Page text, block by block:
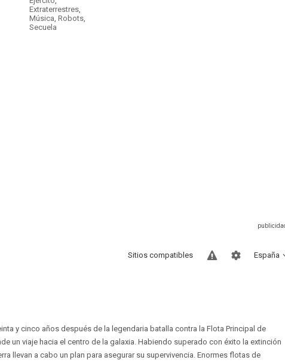
Extraterrestres,
Música, Robots,
Secuela
España
Sitios compatibles
y cinco años después de la legendaria batalla contra la Flota Principal de
un viaje hacia el centro de la galaxia. Habiendo superado con éxito la extinción
llevan a cabo un plan para asegurar su supervivencia. Enormes flotas de